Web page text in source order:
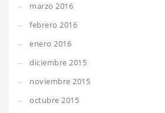
marzo 2016
febrero 2016
enero 2016
diciembre 2015
noviembre 2015
octubre 2015